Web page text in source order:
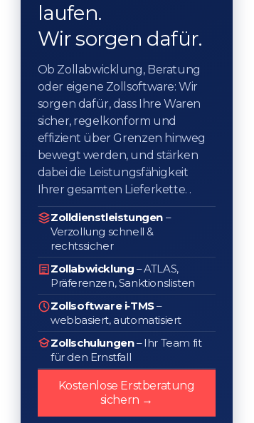
laufen.
Wir sorgen dafür.
Ob Zollabwicklung, Beratung
oder eigene Zollsoftware: Wir
sorgen dafür, dass Ihre Waren
sicher, regelkonform und
effizient über Grenzen hinweg
bewegt werden, und stärken
dabei die Leistungsfähigkeit
Ihrer gesamten Lieferkette. .
Zolldienstleistungen –
Verzollung schnell &
rechtssicher
Zollabwicklung – ATLAS,
Präferenzen, Sanktionslisten
Zollsoftware i‑TMS–
webbasiert, automatisiert
Zollschulungen– Ihr Team fit
für den Ernstfall
Kostenlose Erstberatung
sichern →